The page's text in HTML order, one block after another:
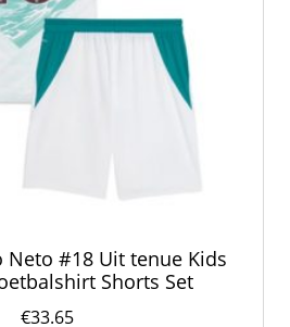
Neto #18 Uit tenue Kids
Shorts Set
€33.65